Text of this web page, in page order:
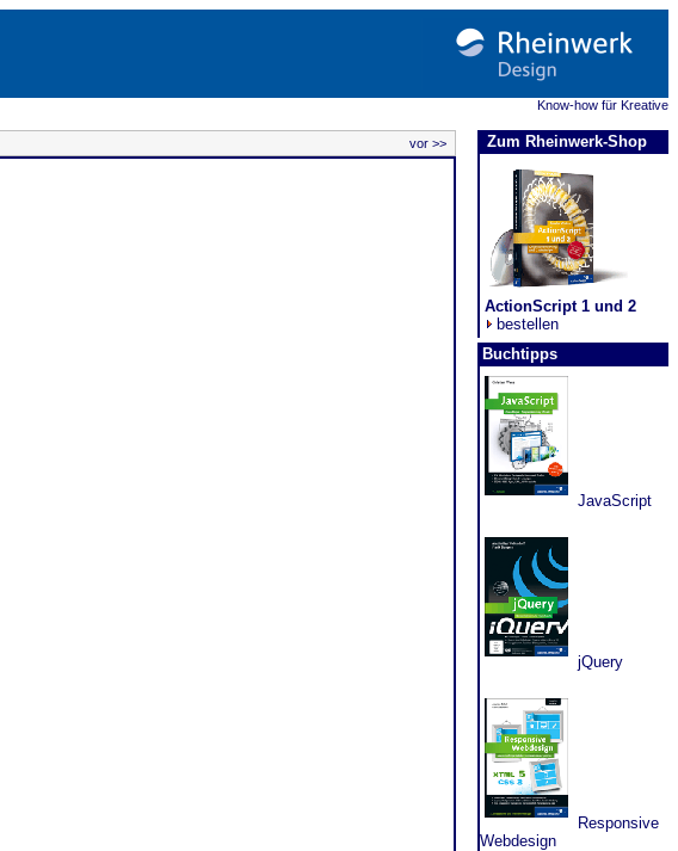
Know-how für Kreative
vor >> Zum Rheinwerk-Shop
ActionScript 1 und 2
bestellen
Buchtipps
JavaScript
jQuery
Responsive
Webdesign